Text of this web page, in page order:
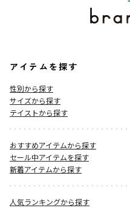
アイテムを探す
性別から探す
サイズから探す
テイストから探す
おすすめアイテムから探す
セール中アイテムを探す
新着アイテムから探す
人気ランキングから探す